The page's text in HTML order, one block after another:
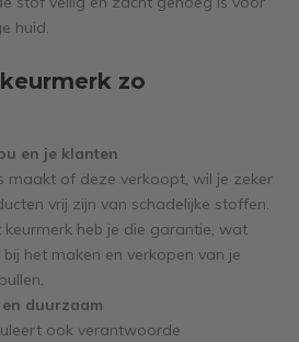
huid.
zo
en je klanten
maakt of deze verkoopt, wil je zeker
vrij zijn van schadelijke stoffen.
keurmerk heb je die garantie, wat
het maken en verkopen van je
duurzaam
ook verantwoorde